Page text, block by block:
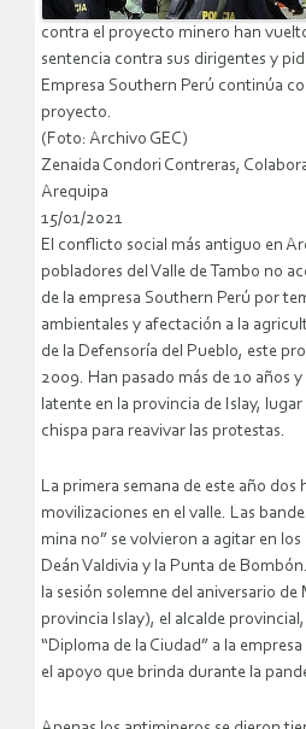
contra el proyecto minero han
sentencia contra sus dirigentes y
Empresa Southern Perú continúa
proyecto.
(Foto: Archivo GEC)
Zenaida Condori Contreras,
Arequipa
15/01/2021
El conflicto social más antiguo en
pobladores del Valle de Tambo no
de la empresa Southern Perú por
ambientales y afectación a la
de la Defensoría del Pueblo, este
2009. Han pasado más de 10 años
latente en la provincia de Islay,
chispa para reavivar las protestas.
La primera semana de este año dos
movilizaciones en el valle. Las
mina no” se volvieron a agitar en
Deán Valdivia y la Punta de
la sesión solemne del aniversario
provincia Islay), el alcalde
“Diploma de la Ciudad” a la
el apoyo que brinda durante la